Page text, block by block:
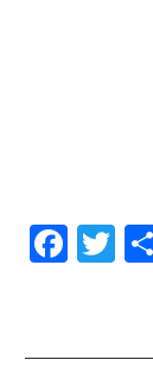
F
a
T
w